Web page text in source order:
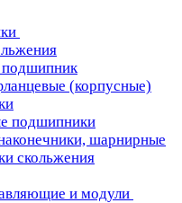
(корпусные)
подшипники
шарнирные
скольжения
и модули